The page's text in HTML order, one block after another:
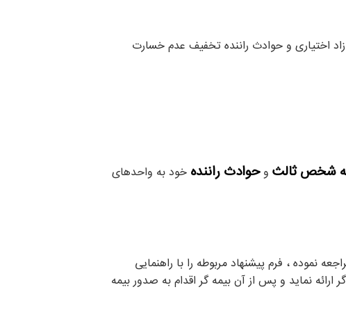
اختیاری و حوادث راننده تخفیف عدم خسارت
شخص ثالثوحوادث راننده خود به واحدهای
نموده ، فرم پیشنهاد مربوطه را با راهنمایی
نماید و پس از آن بیمه گر اقدام به صدور بیمه